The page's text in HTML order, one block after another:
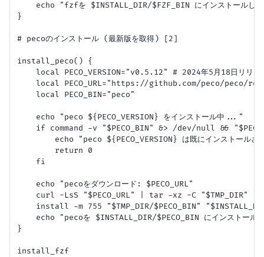
echo "fzfを $INSTALL_DIR/$FZF_BIN にインストールしま
}
# pecoのインストール (最新版を取得) [2]
install_peco() {
local PECO_VERSION="v0.5.12" # 2024年5月18日リリー
local PECO_URL="https://github.com/peco/peco/
    local PECO_BIN="peco"
    echo "peco ${PECO_VERSION} をインストール中..."
if command -v "$PECO_BIN" &> /dev/null &&
echo "peco ${PECO_VERSION} は既にインストールされ
        return 0
    fi
    echo "pecoをダウンロード: $PECO_URL"
    curl -LsS "$PECO_URL" | tar -xz -C "$TMP_DIR"
install -m 755 "$TMP_DIR/$PECO_BIN"
echo "pecoを $INSTALL_DIR/$PECO_BIN にインストールし
}
install_fzf